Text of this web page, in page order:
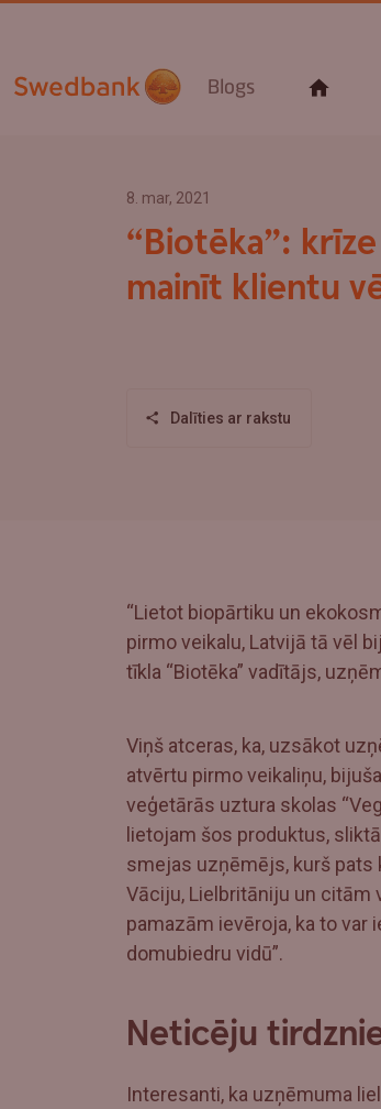
Blogs
8. mar, 2021
“Biotēka”:
mainīt klientu
Dalīties ar rakstu
“Lietot biopārtiku un
pirmo veikalu, Latvijā tā vēl
tīkla “Biotēka” vadītājs,
Viņš atceras, ka, uzsākot
atvērtu pirmo veikaliņu,
veģetārās uztura skolas
lietojam šos produktus,
smejas uzņēmējs, kurš pats
Vāciju, Lielbritāniju un citām
pamazām ievēroja, ka to var
domubiedru vidū”.
Neticēju
Interesanti, ka uzņēmuma